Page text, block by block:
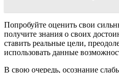
Попробуйте оценить свои
получите знания о своих
ставить реальные цели,
использовать данные
В свою очередь, осознание